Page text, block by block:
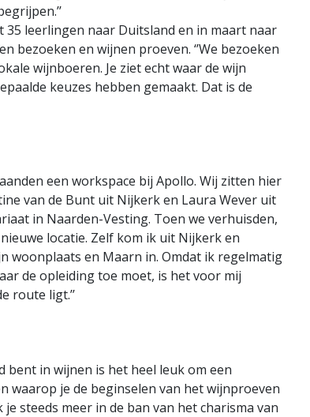
35 leerlingen naar Duitsland en in maart naar
bezoeken en wijnen proeven. ‘’We bezoeken
wijnboeren. Je ziet echt waar de wijn
keuzes hebben gemaakt. Dat is de
een workspace bij Apollo. Wij zitten hier
van de Bunt uit Nijkerk en Laura Wever uit
in Naarden-Vesting. Toen we verhuisden,
locatie. Zelf kom ik uit Nijkerk en
woonplaats en Maarn in. Omdat ik regelmatig
de opleiding toe moet, is het voor mij
route ligt.’’
bent in wijnen is het heel leuk om een
waarop je de beginselen van het wijnproeven
steeds meer in de ban van het charisma van